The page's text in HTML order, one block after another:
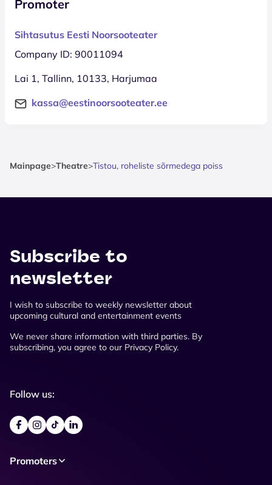
Promoter
Sihtasutus Eesti Noorsooteater
Company ID: 90011094
Lai 1, Tallinn, 10133, Harjumaa
kassa@eestinoorsooteater.ee
Mainpage>Theatre>Tistou, roheliste sõrmedega poiss
Subscribe to
newsletter
I wish to subscribe to weekly newsletter about
upcoming cultural and entertainment events
We never share information with third parties. By
subscribing, you agree to our Privacy Policy.
Follow us:
Promoters